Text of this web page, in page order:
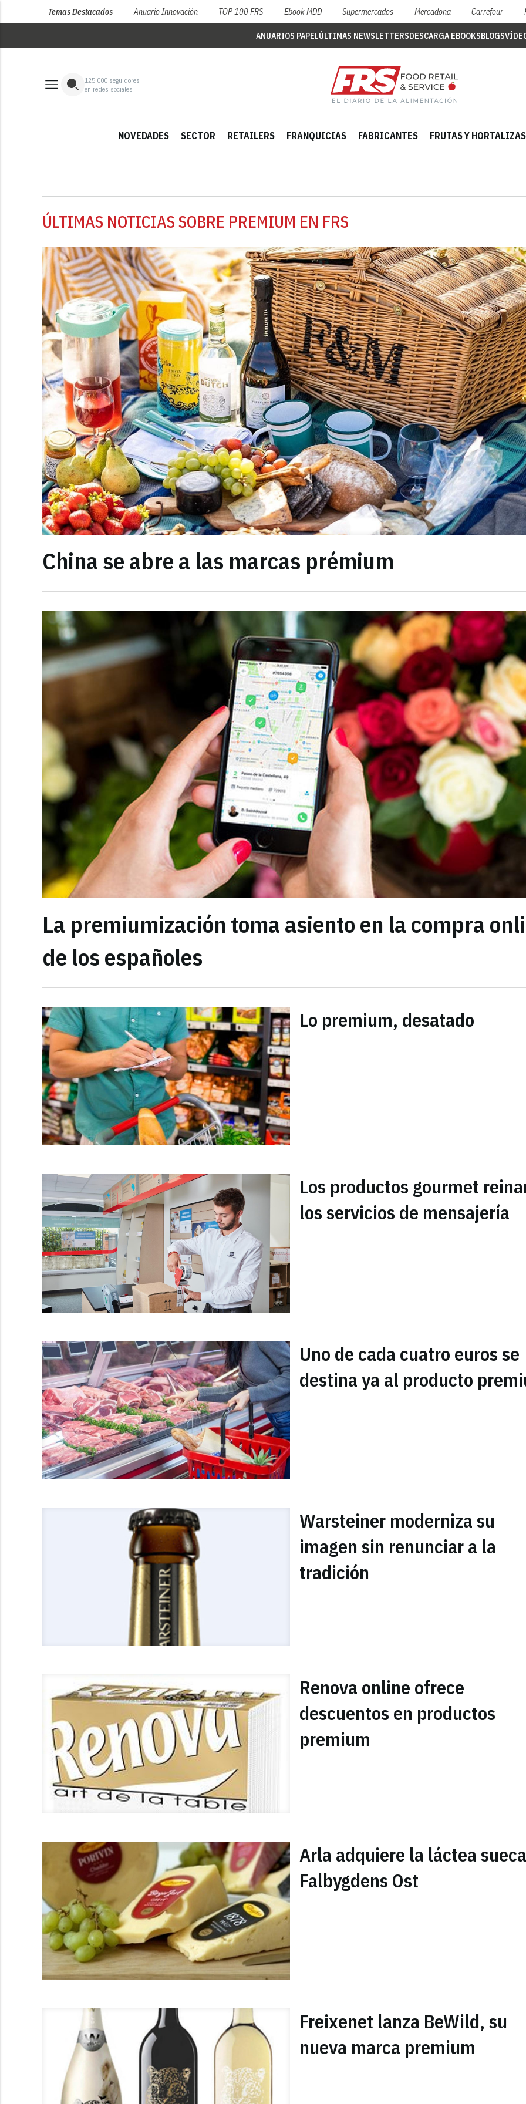
Temas Destacados Anuario Innovación TOP 100 FRS Ebook MDD Supermercados Mercadona Carrefour
ANUARIOS PAPELÚLTIMAS NEWSLETTERSDESCARGA EBOOKSBLOGS
125,000 seguidores
en redes sociales
NOVEDADES SECTOR RETAILERS FRANQUICIAS FABRICANTES FRUTAS Y HORTALIZAS
ÚLTIMAS NOTICIAS SOBRE PREMIUM EN FRS
China se abre a las marcas prémium
La premiumización toma asiento en la compra
de los españoles
Lo premium, desatado
Los productos gourmet
los servicios de mensajería
Uno de cada cuatro euros se
destina ya al producto
Warsteiner moderniza su
imagen sin renunciar a la
tradición
Renova online ofrece
descuentos en productos
premium
Arla adquiere la láctea sueca
Falbygdens Ost
Freixenet lanza BeWild, su
nueva marca premium